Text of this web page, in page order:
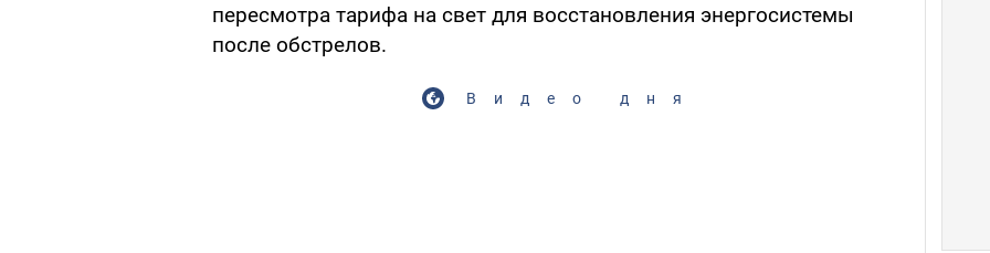
пересмотра тарифа на свет для восстановления энергосистемы
после обстрелов.
Видео дня